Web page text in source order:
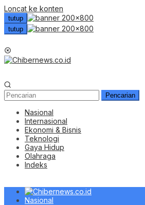
Loncat ke konten
tutup
tutup
Pencarian
Nasional
Internasional
Ekonomi & Bisnis
Teknologi
Gaya Hidup
Olahraga
Indeks
Nasional